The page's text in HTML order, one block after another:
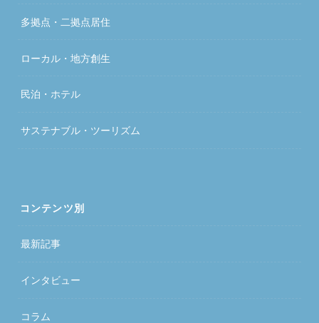
多拠点・二拠点居住
ローカル・地方創生
民泊・ホテル
サステナブル・ツーリズム
コンテンツ別
最新記事
インタビュー
コラム